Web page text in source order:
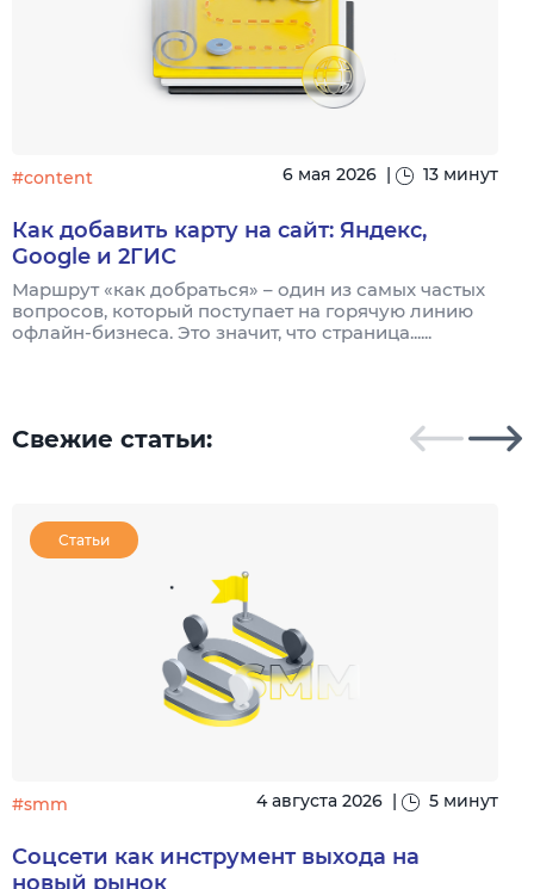
#content 6 мая 2026 | 13 минут
Как добавить карту на сайт: Яндекс,
Google и 2ГИС
Маршрут «как добраться» – один из самых частых
вопросов, который поступает на горячую линию
офлайн-бизнеса. Это значит, что страница......
Свежие статьи:
Статьи
#smm 4 августа 2026 | 5 минут
Соцсети как инструмент выхода на
новый рынок